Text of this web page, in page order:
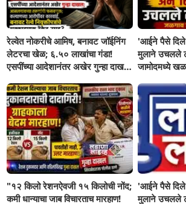
रेल्वेत नोकरीचे आमिष, बनावट जॉईनिंग
लेटरचा खेळ; ६.५० लाखांचा गंडा!
एसपींच्या आदेशानंतर अखेर गुन्हा दाखल;
कल्याणच्या आरोपीवर कारवाई,
'आईने पैसे दिले
मुलाने उचलले
जामोदमध्ये
"१२ किलो रेशनऐवजी १५ किलोची नोंद;
कमी धान्याचा जाब विचारताच मारहाण!
'आईने पैसे दिले
मुलाने उचलले